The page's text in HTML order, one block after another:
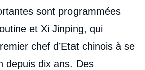
sont programmées
et Xi Jinping, qui
chef d’Etat chinois à se
depuis dix ans. Des